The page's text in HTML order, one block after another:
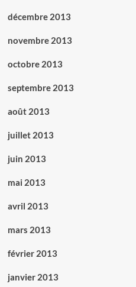
décembre 2013
novembre 2013
octobre 2013
septembre 2013
août 2013
juillet 2013
juin 2013
mai 2013
avril 2013
mars 2013
février 2013
janvier 2013